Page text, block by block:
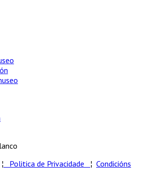
¦ Politica de Privacidade ¦ Condicións